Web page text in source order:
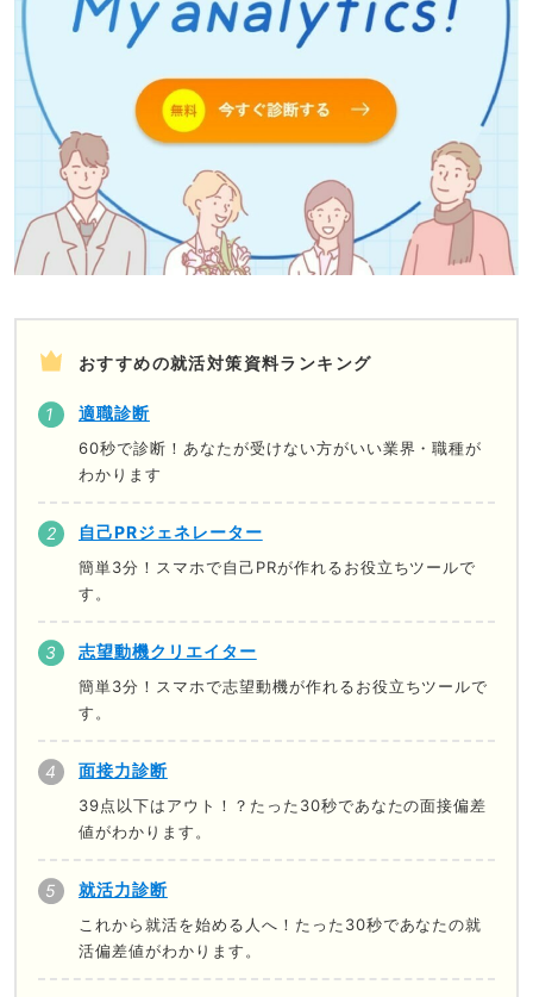
おすすめの就活対策資料ランキング
適職診断
60秒で診断！あなたが受けない方がいい業界・職種が
わかります
自己PRジェネレーター
簡単3分！スマホで自己PRが作れるお役立ちツールで
す。
志望動機クリエイター
簡単3分！スマホで志望動機が作れるお役立ちツールで
す。
面接力診断
39点以下はアウト！？たった30秒であなたの面接偏差
値がわかります。
就活力診断
これから就活を始める人へ！たった30秒であなたの就
活偏差値がわかります。